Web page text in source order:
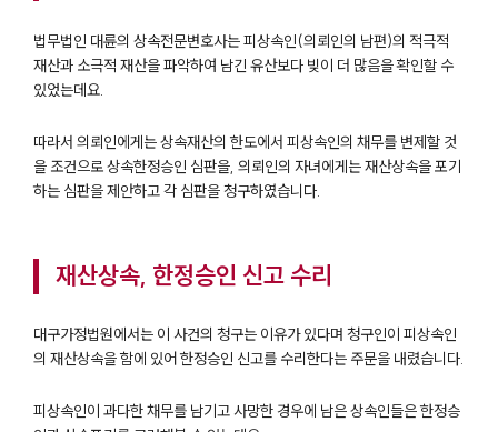
법무법인 대륜의 상속전문변호사는 피상속인(의뢰인의 남편)의 적극적
재산과 소극적 재산을 파악하여 남긴 유산보다 빚이 더 많음을 확인할 수
있었는데요.
따라서 의뢰인에게는 상속재산의 한도에서 피상속인의 채무를 변제할 것
을 조건으로 상속한정승인 심판을, 의뢰인의 자녀에게는 재산상속을 포기
하는 심판을 제안하고 각 심판을 청구하였습니다.
재산상속, 한정승인 신고 수리
대구가정법원에서는 이 사건의 청구는 이유가 있다며 청구인이 피상속인
의 재산상속을 함에 있어 한정승인 신고를 수리한다는 주문을 내렸습니다.
피상속인이 과다한 채무를 남기고 사망한 경우에 남은 상속인들은 한정승